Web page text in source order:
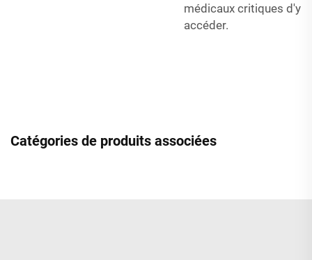
médicaux critiques d'y
accéder.
Catégories de produits associées